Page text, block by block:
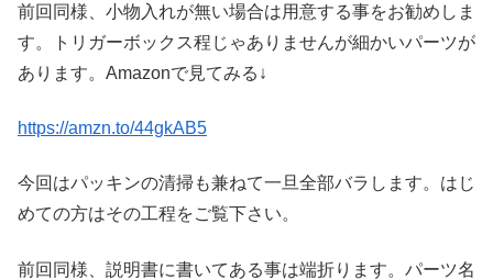
前回同様、小物入れが無い場合は用意する事をお勧めしま
す。トリガーボックス程じゃありませんが細かいパーツが
あります。Amazonで見てみる↓
https://amzn.to/44gkAB5
今回はパッキンの清掃も兼ねて一旦全部バラします。はじ
めての方はその工程をご覧下さい。
前回同様、説明書に書いてある事は端折ります。パーツ名